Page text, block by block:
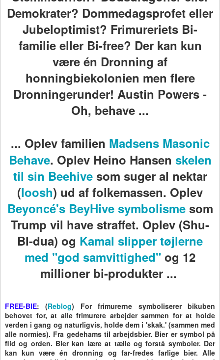
Demokrater? Dommedagsprofet eller
Jubeloptimist? Frimureriets Bi-
familie eller Bi-free? Der kan kun
være én Dronning af
honningbiekolonien men flere
Dronningerunder! Austin Powers -
Oh, behave ...
... Oplev familien Madsens Masonic
Behave. Oplev Heino Hansen skelen
til sin Beehivesom suger al nektar
(loosh) ud af folkemassen. Oplev
Beyoncé's BeyHive symbolismesom
Trump vil have straffet. Oplev (Shu-
BI-dua) og Kamal slipper tøjlerne
med "god samvittighed" og 12
millioner bi-produkter ...
FREE-BIE: (Reblog) For frimurerne symboliserer bikuben
behovet for, at alle frimurere arbejder sammen for at holde
verden i gang og naturligvis, holde dem i 'skak.' (sammen med
alle normies). Fra gedehams til arbejdsbier. Bier er symbol på
flid og orden. Bier kan lære at tælle og forstå symboler. Der
kan kun være én dronning og far-fredes farlige bier. Alle